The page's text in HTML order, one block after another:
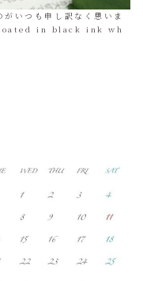
いつも申し訳なく思いま
in black ink wh